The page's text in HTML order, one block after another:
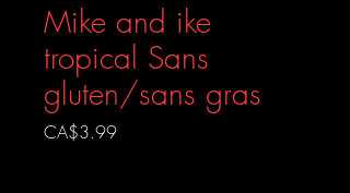
Mike and ike
tropical Sans
gluten/sans gras
CA$3.99Prix